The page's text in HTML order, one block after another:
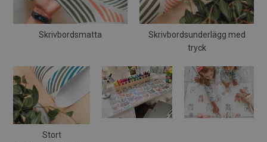
Skrivbordsmatta
Skrivbordsunderlägg med
tryck
Stort